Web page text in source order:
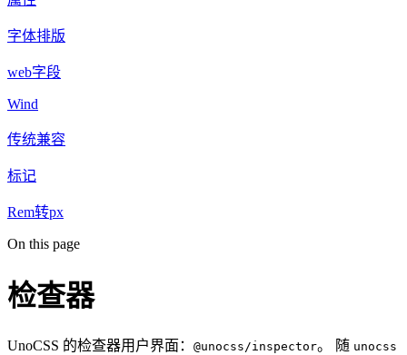
字体排版
web字段
Wind
传统兼容
标记
Rem转px
On this page
检查器
UnoCSS 的检查器用户界面： @unocss/inspector。 随 unocss